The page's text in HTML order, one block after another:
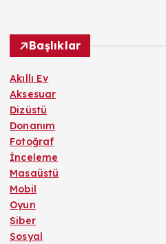
Başlıklar
Akıllı Ev
Aksesuar
Dizüstü
Donanım
Fotoğraf
İnceleme
Masaüstü
Mobil
Oyun
Siber
Sosyal